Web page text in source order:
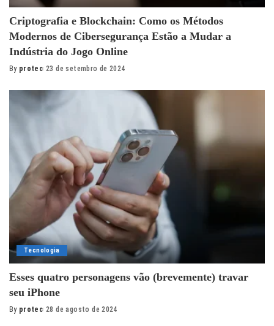
Criptografia e Blockchain: Como os Métodos
Modernos de Cibersegurança Estão a Mudar a
Indústria do Jogo Online
Posted
By protec 23 de setembro de 2024
Tecnologia
Esses quatro personagens vão (brevemente) travar
seu iPhone
Posted
By protec 28 de agosto de 2024